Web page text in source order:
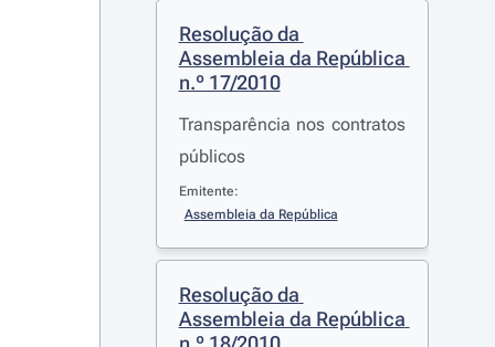
Resolução da
Assembleia da República
n.º 17/2010
Transparência nos contratos
públicos
Emitente:
Assembleia da República
Resolução da
Assembleia da República